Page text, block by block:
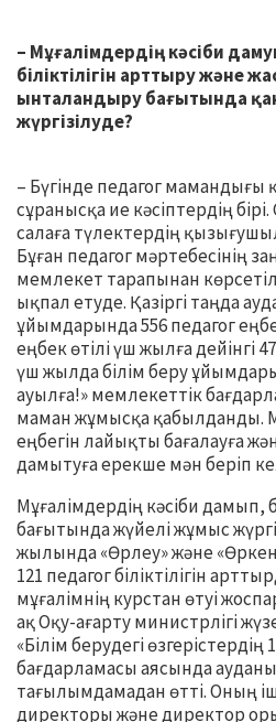
– Мұғалімдердің кәсіби
біліктілігін арттыру және
ынталандыру бағытында
жүргізілуде?
– Бүгінде педагог
сұранысқа ие кәсіптердің
салаға түлектердің
Бұған педагог мәртебесінің
мемлекет тарапынан
ықпал етуде. Қазіргі таңда
ұйымдарында 556 педагог
еңбек өтілі үш жылға дейінгі
үш жылда білім беру
ауылға!» мемлекеттік
маман жұмысқа қабылданды.
еңбегін лайықты бағалауға
дамытуға ерекше мән беріп
Мұғалімдердің кәсіби дамып,
бағытында жүйелі жұмыс
жылында «Өрлеу» және
121 педагог біліктілігін
мұғалімнің курстан өтуі
ақ Оқу-ағарту министрлігі
«Білім берудегі
бағдарламасы аясында
тағылымдамадан өтті. Оның
директоры және директор